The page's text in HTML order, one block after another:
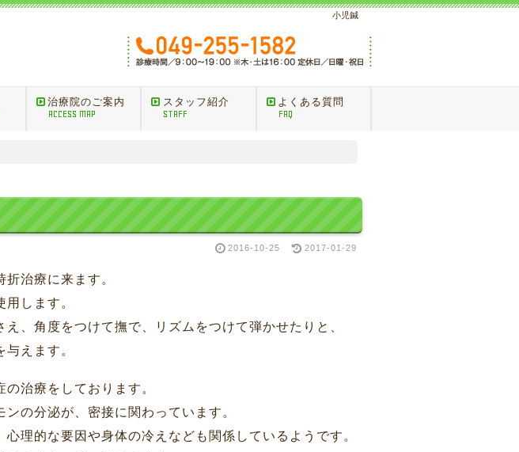
小児鍼
治療院のご案内
ACCESS MAP
スタッフ紹介
STAFF
よくある質問
FAQ
2016-10-25 2017-01-29
治療に来ます。
します。
、角度をつけて撫で、リズムをつけて弾かせたりと、
えます。
治療をしております。
の分泌が、密接に関わっています。
理的な要因や身体の冷えなども関係しているようです。